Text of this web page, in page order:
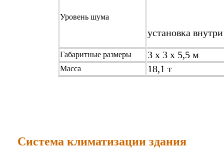
Уровень шума
установка
Габаритные размеры 3 x 3 x 5,5 м
Масса 18,1 т
Система климатизации здания